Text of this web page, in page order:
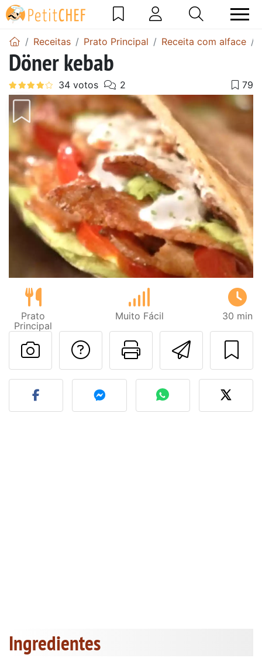
Receitas Prato Principal Receita com alface
Döner kebab
Prato
Principal
Muito Fácil 30 min
Imprima
Falar com o autor
Fez esta receita?
Ingredientes